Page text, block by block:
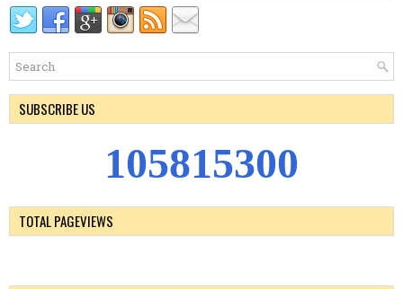
SUBSCRIBE US
105815300
TOTAL PAGEVIEWS